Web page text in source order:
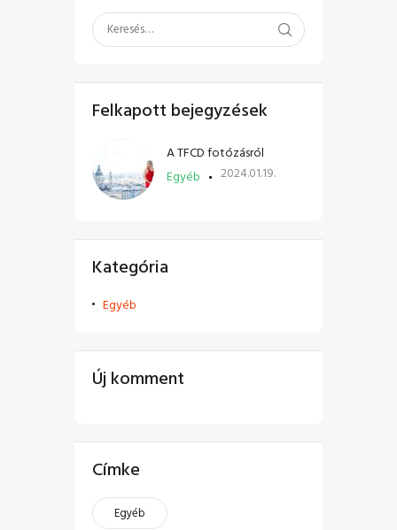
Felkapott bejegyzések
Egyéb
A TFCD fotózásról
2024.01.19.
Kategória
Egyéb
Új komment
Címke
Egyéb